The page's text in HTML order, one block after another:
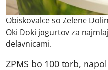
Obiskovalce so Zelene
Oki Doki jogurtov za
delavnicami.
ZPMS bo 100 torb,